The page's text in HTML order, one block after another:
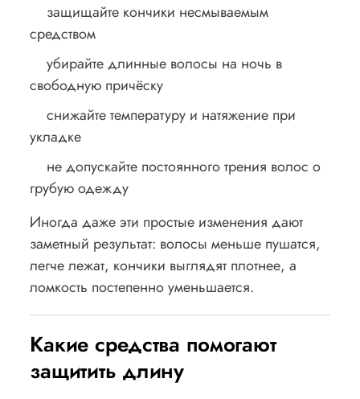
защищайте кончики несмываемым
средством
убирайте длинные волосы на ночь в
свободную причёску
снижайте температуру и натяжение при
укладке
не допускайте постоянного трения волос о
грубую одежду
Иногда даже эти простые изменения дают
заметный результат: волосы меньше пушатся,
легче лежат, кончики выглядят плотнее, а
ломкость постепенно уменьшается.
Какие средства помогают
защитить длину